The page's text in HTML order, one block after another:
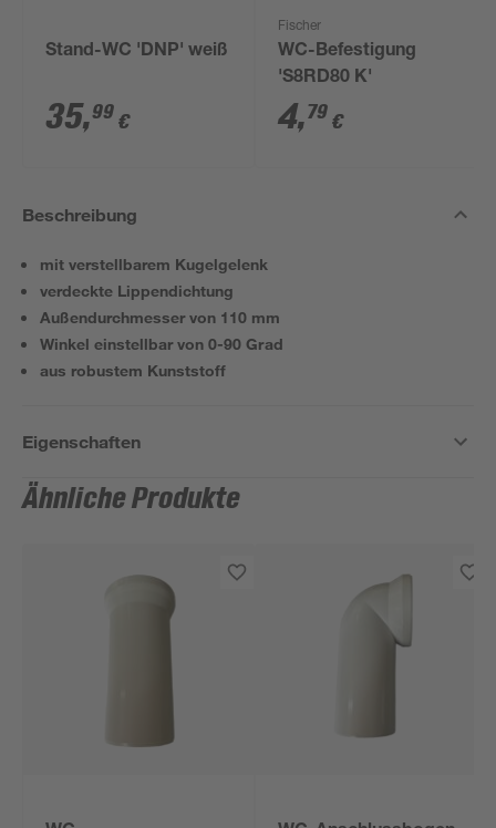
Stand-WC 'DNP' weiß
35,99 €
Fischer
WC-Befestigung
'S8RD80 K'
4,79 €
Beschreibung
mit verstellbarem Kugelgelenk
verdeckte Lippendichtung
Außendurchmesser von 110 mm
Winkel einstellbar von 0-90 Grad
aus robustem Kunststoff
Eigenschaften
Ähnliche Produkte